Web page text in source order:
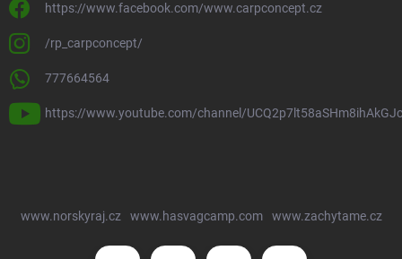
https://www.facebook.com/www.carpconcept.cz
/rp_carpconcept/
777664564
https://www.youtube.com/channel/
www.norskyraj.cz www.hasvagcamp.com www.zachytame.cz